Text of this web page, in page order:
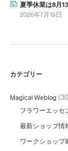
夏季休業は8月
2026年7月19日
カテゴリー
Magical Weblog
フラワーエッセ
最新ショップ情
ワークショップ